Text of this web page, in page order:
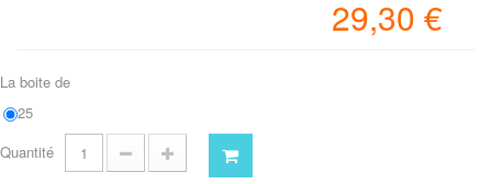
29,30 €
La boite de
25
Quantité